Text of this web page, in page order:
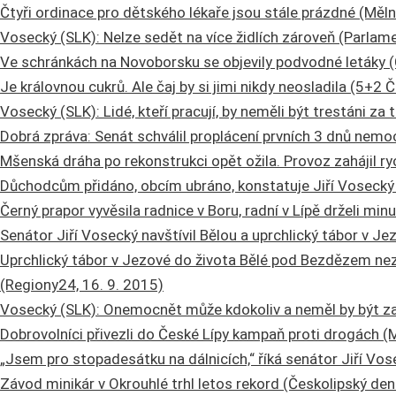
Čtyři ordinace pro dětského lékaře jsou stále prázdné
Vosecký (SLK): Nelze sedět na více židlích zároveň
Ve schránkách na Novoborsku se objevily podvodné letáky
Je královnou cukrů. Ale čaj by si jimi nikdy neosladila (5+2
Vosecký (SLK): Lidé, kteří pracují, by neměli být trestáni
Dobrá zpráva: Senát schválil proplácení prvních 3 dnů
Mšenská dráha po rekonstrukci opět ožila. Provoz zahájil
Důchodcům přidáno, obcím ubráno, konstatuje Jiří
Černý prapor vyvěsila radnice v Boru, radní v Lípě drželi
Senátor Jiří Vosecký navštívil Bělou a uprchlický tábor v
Uprchlický tábor v Jezové do života Bělé pod Bezdězem
(Regiony24, 16. 9. 2015)
Vosecký (SLK): Onemocnět může kdokoliv a neměl by být
Dobrovolníci přivezli do České Lípy kampaň proti drogách
„Jsem pro stopadesátku na dálnicích,“ říká senátor Jiří
Závod minikár v Okrouhlé trhl letos rekord (Českolipský